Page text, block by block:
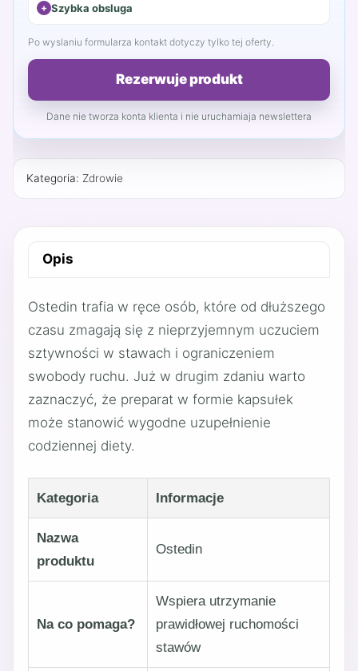
Szybka obsluga
Po wyslaniu formularza kontakt dotyczy tylko tej oferty.
Rezerwuje produkt
Dane nie tworza konta klienta i nie uruchamiaja newslettera
Kategoria: Zdrowie
Opis
Ostedin trafia w ręce osób, które od dłuższego
czasu zmagają się z nieprzyjemnym uczuciem
sztywności w stawach i ograniczeniem
swobody ruchu. Już w drugim zdaniu warto
zaznaczyć, że preparat w formie kapsułek
może stanowić wygodne uzupełnienie
codziennej diety.
Kategoria Informacje
Nazwa
produktu
Ostedin
Na co pomaga?
Wspiera utrzymanie
prawidłowej ruchomości
stawów